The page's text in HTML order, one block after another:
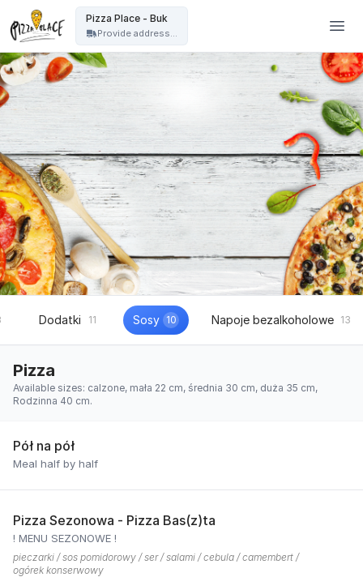
Pizza Place - Buk
Provide address...
Dodatki 11 Sosy 10 Napoje bezalkoholowe 13
Pizza
Available sizes: calzone, mała 22 cm, średnia 30 cm, duża 35 cm,
Rodzinna 40 cm.
Pół na pół
Meal half by half
Pizza Sezonowa - Pizza Bas(z)ta
! MENU SEZONOWE !
pieczarki / sos pomidorowy / ser / salami / cebula / camembert /
ogórek konserwowy